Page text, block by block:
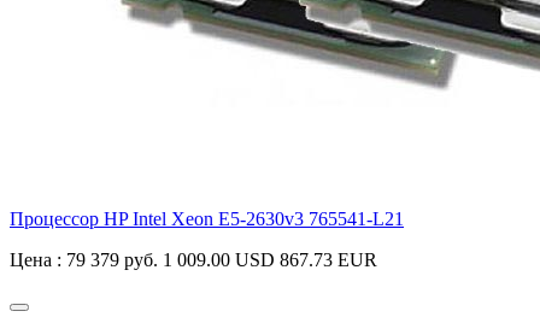
Процессор HP Intel Xeon E5-2630v3 765541-L21
Цена : 79 379 руб. 1 009.00 USD 867.73 EUR